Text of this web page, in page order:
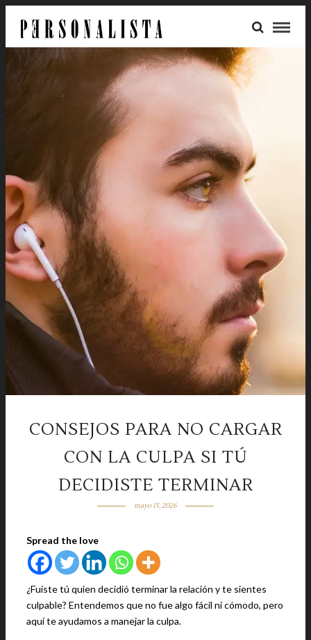
CONSEJOS PARA NO CARGAR
CON LA CULPA SI TÚ
DECIDISTE TERMINAR
mayo 15, 2026
Spread the love
¿Fuiste tú quien decidió terminar la relación y te sientes
culpable? Entendemos que no fue algo fácil ni cómodo, pero
aquí te ayudamos a manejar la culpa.